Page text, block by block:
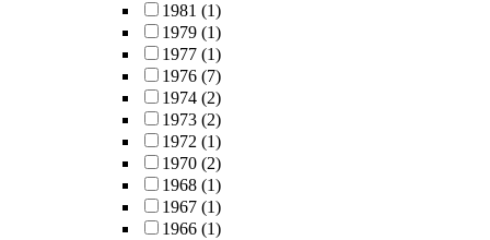
1981 (1)
1979 (1)
1977 (1)
1976 (7)
1974 (2)
1973 (2)
1972 (1)
1970 (2)
1968 (1)
1967 (1)
1966 (1)